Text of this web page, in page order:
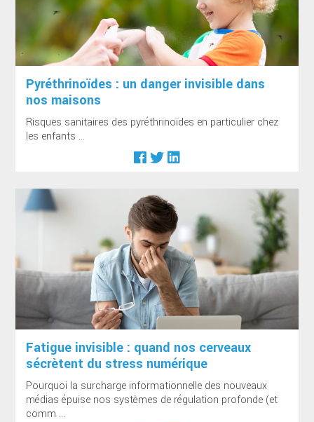
Pyréthrinoïdes : un danger invisible dans
nos maisons
Risques sanitaires des pyréthrinoïdes en particulier chez
les enfants ...
Fatigue invisible : quand nos cerveaux
sécrètent du stress numérique
Pourquoi la surcharge informationnelle des nouveaux
médias épuise nos systèmes de régulation profonde (et
comm ...